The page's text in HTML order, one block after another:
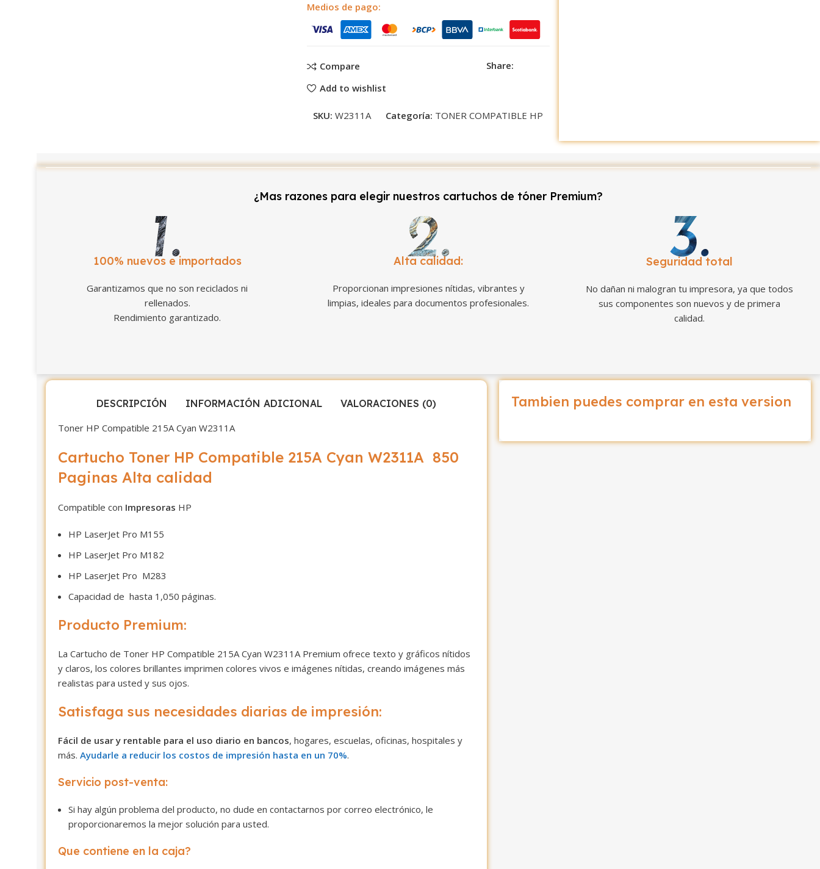
Medios de pago:
Compare
Add to wishlist
Share:
SKU:W2311A Categoría: TONER COMPATIBLE HP
¿Mas razones para elegir nuestros cartuchos de tóner Premium?
100% nuevos e importados
Garantizamos que no son reciclados ni
rellenados.
Rendimiento garantizado.
Alta calidad:
Proporcionan impresiones nítidas, vibrantes y
limpias, ideales para documentos profesionales.
Seguridad total
No dañan ni malogran tu impresora, ya que todos
sus componentes son nuevos y de primera
calidad.
DESCRIPCIÓN INFORMACIÓN ADICIONAL
VALORACIONES (0)
Toner HP Compatible 215A Cyan W2311A
Cartucho Toner HP Compatible 215A Cyan W2311A 850
Paginas Alta calidad
Compatible con Impresoras HP
HP LaserJet Pro M155
HP LaserJet Pro M182
HP LaserJet Pro M283
Capacidad de hasta 1,050 páginas.
Producto Premium:
La Cartucho de Toner HP Compatible 215A Cyan W2311A Premium ofrece texto y gráficos nítidos
y claros, los colores brillantes imprimen colores vivos e imágenes nítidas, creando imágenes más
realistas para usted y sus ojos.
Satisfaga sus necesidades diarias de impresión:
Fácil de usar y rentable para el uso diario en bancos, hogares, escuelas, oficinas, hospitales y
más. Ayudarle a reducir los costos de impresión hasta en un 70%.
Servicio post-venta:
Si hay algún problema del producto, no dude en contactarnos por correo electrónico, le
proporcionaremos la mejor solución para usted.
Que contiene en la caja?
Tambien puedes comprar en esta version